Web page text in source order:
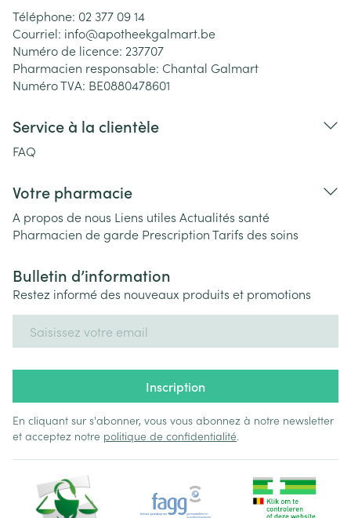
Téléphone: 02 377 09 14
Courriel: info@apotheekgalmart.be
Numéro de licence: 237707
Pharmacien responsable: Chantal Galmart
Numéro TVA: BE0880478601
Service à la clientèle
FAQ
Votre pharmacie
A propos de nous Liens utiles Actualités santé
Pharmacien de garde PrescriptionTarifs des soins
Bulletin d’information
Restez informé des nouveaux produits et promotions
Inscription
En cliquant sur s'abonner, vous vous abonnez à notre newsletter
et acceptez notre politique de confidentialité.